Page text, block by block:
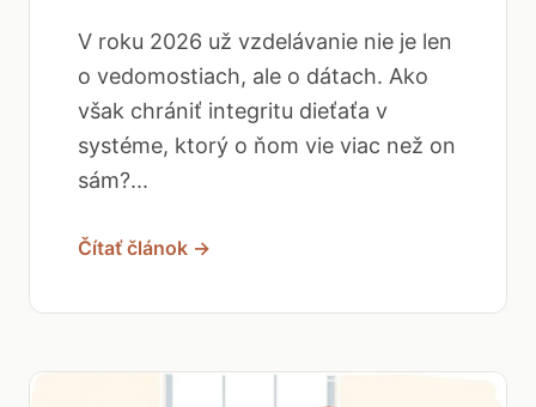
V roku 2026 už vzdelávanie nie je len
o vedomostiach, ale o dátach. Ako
však chrániť integritu dieťaťa v
systéme, ktorý o ňom vie viac než on
sám?...
Čítať článok →